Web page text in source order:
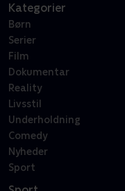
Kategorier
Børn
Serier
Film
Dokumentar
Reality
Livsstil
Underholdning
Comedy
Nyheder
Sport